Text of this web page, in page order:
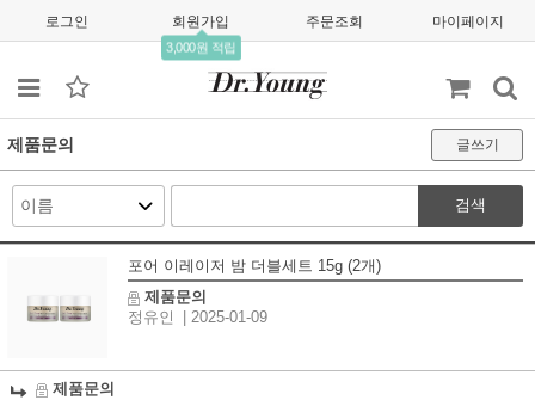
로그인 회원가입
3,000원 적립
주문조회 마이페이지
제품문의 글쓰기
검색
포어 이레이저 밤 더블세트 15g (2개)
제품문의
정유인
| 2025-01-09
제품문의